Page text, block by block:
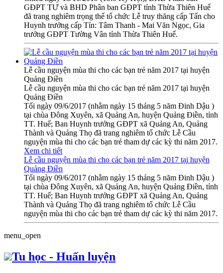
GĐPT TƯ và BHD Phân ban GĐPT tỉnh Thừa Thiên Huế
đã trang nghiêm trọng thể tổ chức Lễ truy thăng cấp Tấn cho
Huynh trưởng cấp Tín: Tâm Thanh - Mai Văn Ngọc, Gia
trưởng GĐPT Tường Vân tỉnh Thừa Thiên Huế.
Lễ cầu nguyện mùa thi cho các bạn trẻ năm 2017 tại huyện
Quảng Điền
Lễ cầu nguyện mùa thi cho các bạn trẻ năm 2017 tại huyện
Quảng Điền
Tối ngày 09/6/2017 (nhằm ngày 15 tháng 5 năm Đinh Dậu )
tại chùa Đông Xuyên, xã Quảng An, huyện Quảng Điền, tỉnh
TT. Huế; Ban Huynh trưởng GĐPT xã Quảng An, Quảng
Thành và Quảng Thọ đã trang nghiêm tổ chức Lễ Cầu
nguyện mùa thi cho các bạn trẻ tham dự các kỳ thi năm 2017.
Xem chi tiết
Lễ cầu nguyện mùa thi cho các bạn trẻ năm 2017 tại huyện
Quảng Điền
Tối ngày 09/6/2017 (nhằm ngày 15 tháng 5 năm Đinh Dậu )
tại chùa Đông Xuyên, xã Quảng An, huyện Quảng Điền, tỉnh
TT. Huế; Ban Huynh trưởng GĐPT xã Quảng An, Quảng
Thành và Quảng Thọ đã trang nghiêm tổ chức Lễ Cầu
nguyện mùa thi cho các bạn trẻ tham dự các kỳ thi năm 2017.
menu_open
Tu học - Huấn luyện